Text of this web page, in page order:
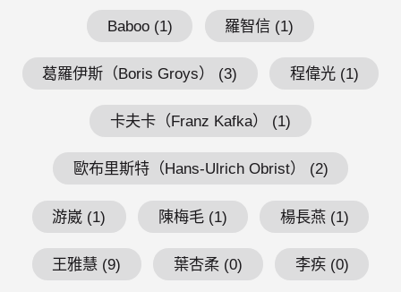
Baboo (1) 羅智信 (1)
葛羅伊斯（Boris Groys） (3) 程偉光 (1)
卡夫卡（Franz Kafka） (1)
歐布里斯特（Hans-Ulrich Obrist） (2)
游崴 (1) 陳梅毛 (1) 楊長燕 (1)
王雅慧 (9) 葉杏柔 (0) 李疾 (0)